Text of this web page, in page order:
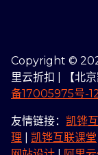
Copyright ©
里云折扣 | 【北
备17005975号-
友情链接： 凯铧
理
凯铧互联课堂